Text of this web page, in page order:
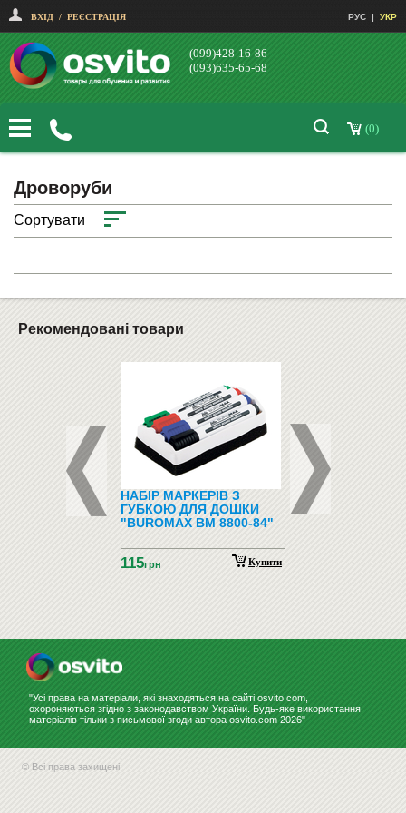
ВХІД / РЕЄСТРАЦІЯ РУС | УКР
(099)428-16-86
(093)635-65-68
(0)
Дроворуби
Сортувати
Рекомендовані товари
НАБІР МАРКЕРІВ З
ГУБКОЮ ДЛЯ ДОШКИ
"BUROMAX BM 8800-84"
115грн Купити
ПІДЛОГОВІ
"Усі права на матеріали, які знаходяться на сайті osvito.com,
охороняються згідно з законодавством України. Будь-яке використання
матеріалів тільки з письмової згоди автора osvito.com 2026"
© Всі права захищені